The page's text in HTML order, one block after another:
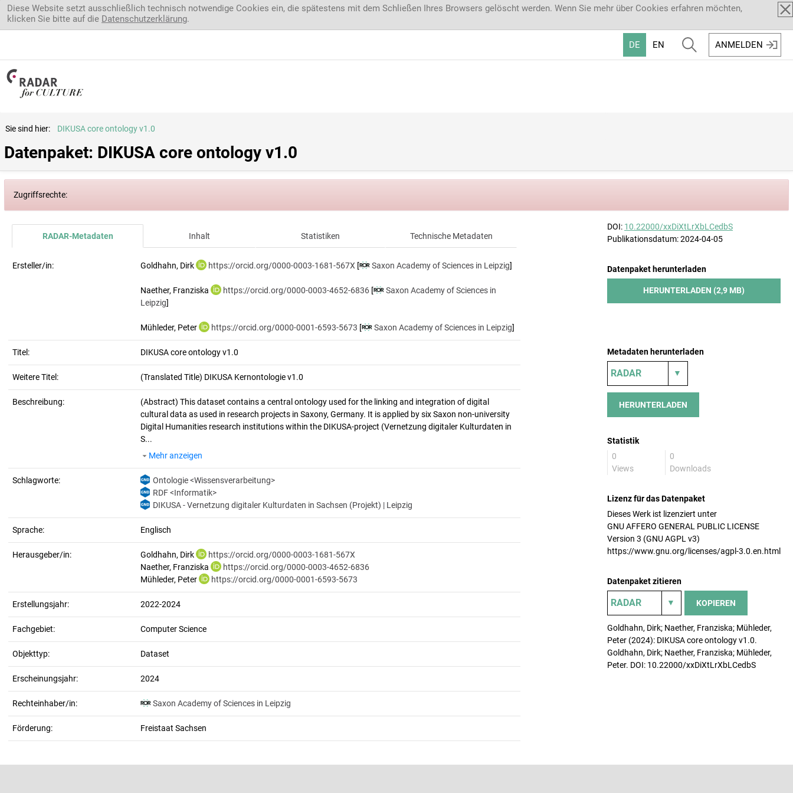
Direkt zum Inhalt
Diese Website setzt ausschließlich technisch notwendige Cookies ein, die spätestens mit dem Schließen Ihres Browsers gelöscht werden. Wenn Sie mehr über Cookies erfahren möchten,
klicken Sie bitte auf die Datenschutzerklärung.
DE EN ANMELDEN
Sie sind hier: DIKUSA core ontology v1.0
Datenpaket: DIKUSA core ontology v1.0
Zugriffsrechte:
RADAR-Metadaten Inhalt Statistiken Technische Metadaten
Ersteller/in: Goldhahn, Dirk https://orcid.org/0000-0003-1681-567X [ Saxon Academy of Sciences in Leipzig]
Naether, Franziska https://orcid.org/0000-0003-4652-6836 [
Saxon Academy of Sciences in
Leipzig]
Mühleder, Peter https://orcid.org/0000-0001-6593-5673 [ Saxon Academy of Sciences in Leipzig]
Titel: DIKUSA core ontology v1.0
Weitere Titel: (Translated Title) DIKUSA Kernontologie v1.0
Beschreibung: (Abstract) This dataset contains a central ontology used for the linking and integration of digital
cultural data as used in research projects in Saxony, Germany. It is applied by six Saxon non-university
Digital Humanities research institutions within the DIKUSA-project (Vernetzung digitaler Kulturdaten in
S...
Mehr anzeigen
Schlagworte:
Ontologie <Wissensverarbeitung>
RDF <Informatik>
DIKUSA - Vernetzung digitaler Kulturdaten in Sachsen (Projekt) | Leipzig
Sprache: Englisch
Herausgeber/in: Goldhahn, Dirk
https://orcid.org/0000-0003-1681-567X
Naether, Franziska
https://orcid.org/0000-0003-4652-6836
Mühleder, Peter
https://orcid.org/0000-0001-6593-5673
Erstellungsjahr: 2022-2024
Fachgebiet: Computer Science
Objekttyp: Dataset
Erscheinungsjahr: 2024
Rechteinhaber/in: Saxon Academy of Sciences in Leipzig
Förderung: Freistaat Sachsen
DOI: 10.22000/xxDiXtLrXbLCedbS
Publikationsdatum: 2024-04-05
Datenpaket herunterladen
HERUNTERLADEN (2,9 MB)
Metadaten herunterladen
HERUNTERLADEN
Statistik
0
Views
0
Downloads
Lizenz für das Datenpaket
Dieses Werk ist lizenziert unter
GNU AFFERO GENERAL PUBLIC LICENSE
Version 3 (GNU AGPL v3)
https://www.gnu.org/licenses/agpl-3.0.en.html
Datenpaket zitieren
KOPIEREN
Goldhahn, Dirk; Naether, Franziska; Mühleder,
Peter (2024): DIKUSA core ontology v1.0.
Goldhahn, Dirk; Naether, Franziska; Mühleder,
Peter. DOI: 10.22000/xxDiXtLrXbLCedbS